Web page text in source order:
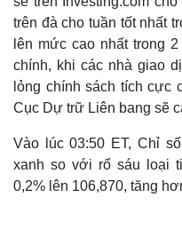
trên đà cho tuần tốt nhất
lên mức cao nhất trong
chính, khi các nhà giao
lỏng chính sách tích cực
Cục Dự trữ Liên bang sẽ
Vào lúc 03:50 ET, Chỉ
xanh so với rổ sáu loại
0,2% lên 106,870, tăng